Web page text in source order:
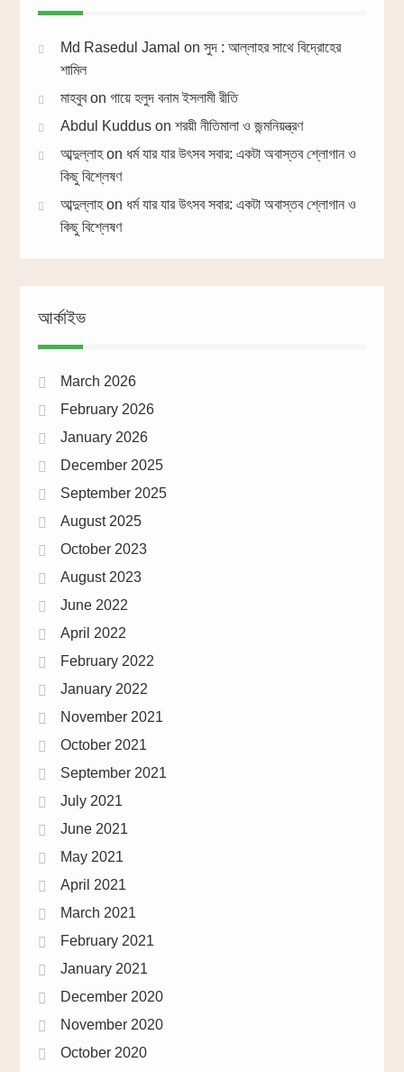
Md Rasedul Jamal on সুদ : আল্লাহর সাথে বিদ্রোহের
শামিল
মাহবুবon গায়ে হলুদ বনাম ইসলামী রীতি
Abdul Kudduson শরয়ী নীতিমালা ও জন্মনিয়ন্ত্রণ
আব্দুল্লাহon ধর্ম যার যার উৎসব সবার: একটা অবাস্তব শ্লোগান ও
কিছু বিশ্লেষণ
আব্দুল্লাহon ধর্ম যার যার উৎসব সবার: একটা অবাস্তব শ্লোগান ও
কিছু বিশ্লেষণ
আর্কাইভ
March 2026
February 2026
January 2026
December 2025
September 2025
August 2025
October 2023
August 2023
June 2022
April 2022
February 2022
January 2022
November 2021
October 2021
September 2021
July 2021
June 2021
May 2021
April 2021
March 2021
February 2021
January 2021
December 2020
November 2020
October 2020